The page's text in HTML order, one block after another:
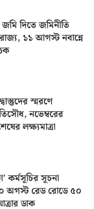
জমি দিতে জমিনীতি
১১ আগস্ট নবান্নে
স্মরণে
নভেম্বরের
লক্ষ্যমাত্রা
কর্মসূচির সূচনা
অগস্ট রেড রোডে ৫০
ডাক